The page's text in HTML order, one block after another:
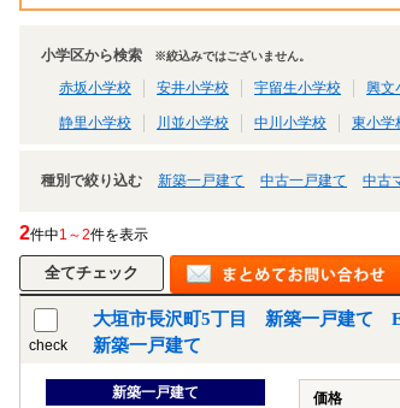
小学区から検索 ※絞込みではございません。
赤坂小学校 安井小学校 宇留生小学校 興文
静里小学校 川並小学校 中川小学校 東小学
種別で絞り込む 新築一戸建て 中古一戸建て 中古
2件中1～2件を表示
check
大垣市長沢町5丁目 新築一戸建て
新築一戸建て
新築一戸建て 価格